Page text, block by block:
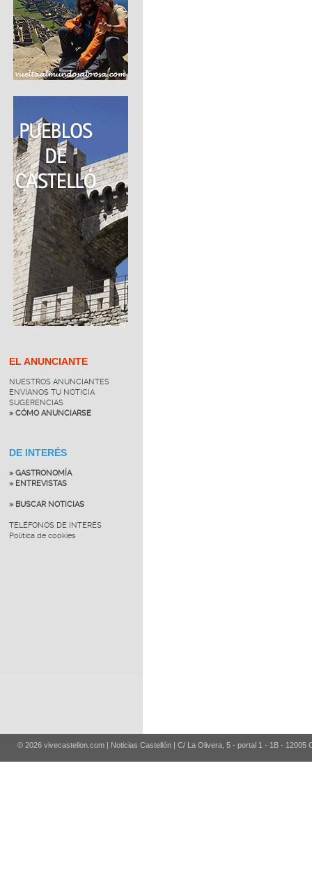
EL ANUNCIANTE
NUESTROS ANUNCIANTES
ENVÍANOS TU NOTICIA
SUGERENCIAS
» CÓMO ANUNCIARSE
DE INTERÉS
» GASTRONOMÍA
» ENTREVISTAS
» BUSCAR NOTICIAS
TELÉFONOS DE INTERÉS
Política de cookies
© 2026 vivecastellon.com | Noticias Castellón | C/ La Olivera, 5 - portal 1 - 1B - 12005